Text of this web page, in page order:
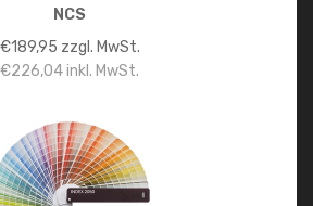
NCS
€189,95 zzgl. MwSt.
€226,04inkl. MwSt.